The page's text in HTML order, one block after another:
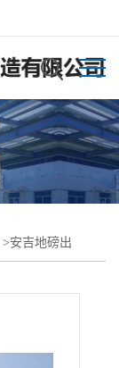
>安吉地磅出